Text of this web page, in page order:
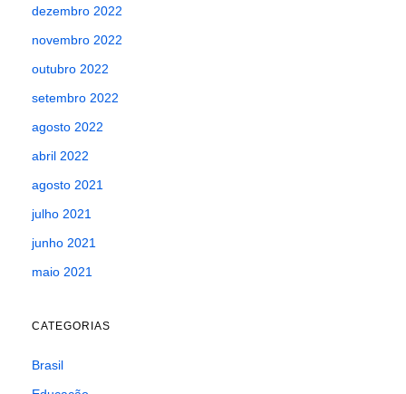
dezembro 2022
novembro 2022
outubro 2022
setembro 2022
agosto 2022
abril 2022
agosto 2021
julho 2021
junho 2021
maio 2021
CATEGORIAS
Brasil